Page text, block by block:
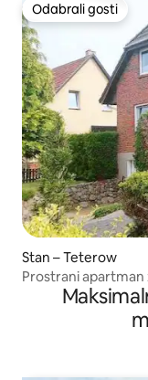
Odabrali gosti
Odabrali gosti
Stan – Teterow
Prostrani